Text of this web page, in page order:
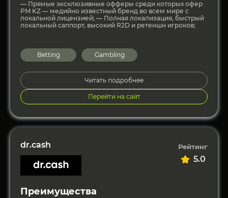
— Прямые эксклюзивные офферы cреди которых офер
PM KZ — медийно известный бренд во всем мире с
локальной лицензией; — Полная локализация, быстрый
локальный саппорт, высокий R2D и ретеншн игроков;
Betting Gambling
Читать подробнее
Перейти на сайт
dr.cash Рейтинг
5.0
Преимущества